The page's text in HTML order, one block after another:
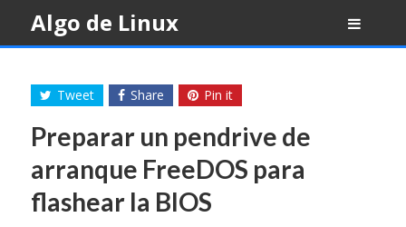
content
Algo de Linux
Tweet Share Pin it
Preparar un pendrive de
arranque FreeDOS para
flashear la BIOS